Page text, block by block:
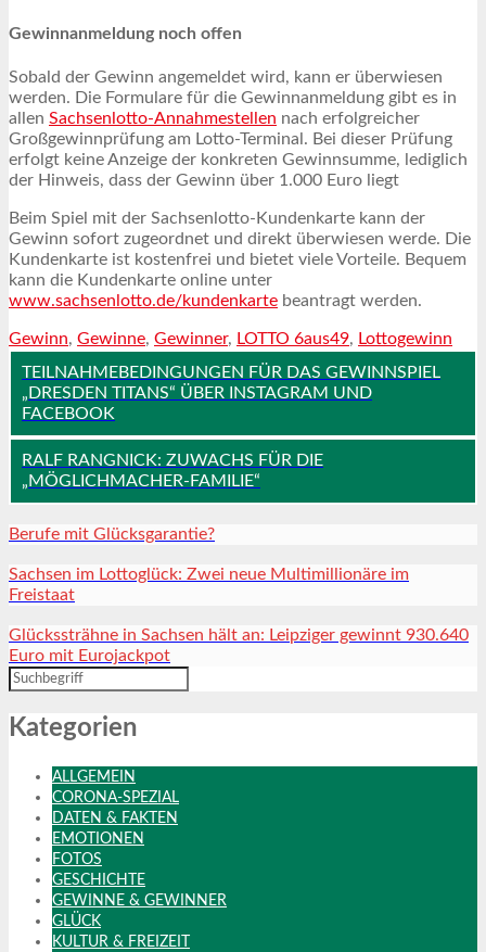
Gewinnanmeldung noch offen
Sobald der Gewinn angemeldet wird, kann er überwiesen
werden. Die Formulare für die Gewinnanmeldung gibt es in
allen Sachsenlotto-Annahmestellen nach erfolgreicher
Großgewinnprüfung am Lotto-Terminal. Bei dieser Prüfung
erfolgt keine Anzeige der konkreten Gewinnsumme, lediglich
der Hinweis, dass der Gewinn über 1.000 Euro liegt
Beim Spiel mit der Sachsenlotto-Kundenkarte kann der
Gewinn sofort zugeordnet und direkt überwiesen werde. Die
Kundenkarte ist kostenfrei und bietet viele Vorteile. Bequem
kann die Kundenkarte online unter
www.sachsenlotto.de/kundenkarte beantragt werden.
Gewinn, Gewinne, Gewinner, LOTTO 6aus49, Lottogewinn
TEILNAHMEBEDINGUNGEN FÜR DAS GEWINNSPIEL
„DRESDEN TITANS“ ÜBER INSTAGRAM UND
FACEBOOK
RALF RANGNICK: ZUWACHS FÜR DIE
„MÖGLICHMACHER-FAMILIE“
Berufe mit Glücksgarantie?
Sachsen im Lottoglück: Zwei neue Multimillionäre im
Freistaat
Glückssträhne in Sachsen hält an: Leipziger gewinnt 930.640
Euro mit Eurojackpot
Kategorien
ALLGEMEIN
CORONA-SPEZIAL
DATEN & FAKTEN
EMOTIONEN
FOTOS
GESCHICHTE
GEWINNE & GEWINNER
GLÜCK
KULTUR & FREIZEIT